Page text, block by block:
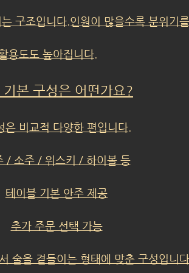
구조입니다.인원이 많을수록 분위기
용도도 높아집니다.
본 구성은 어떤가요?
은 비교적 다양한 편입니다.
/ 소주 / 위스키 / 하이볼 등
테이블 기본 안주 제공
추가 주문 선택 가능
술을 곁들이는 형태에 맞춘 구성입니